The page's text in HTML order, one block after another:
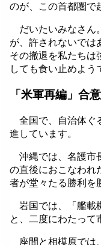
のが、この首都圏で
だいたいみなさん
が、許されないでは
その撤退を私たちは
しても食い止めよう
「米軍再編」
全国で、自治体ぐ
進しています。
沖縄では、名護市
の直後におこなわれ
者が堂々たる勝利を
岩国では、「艦載
と、二度にわたって
座間と相模原では